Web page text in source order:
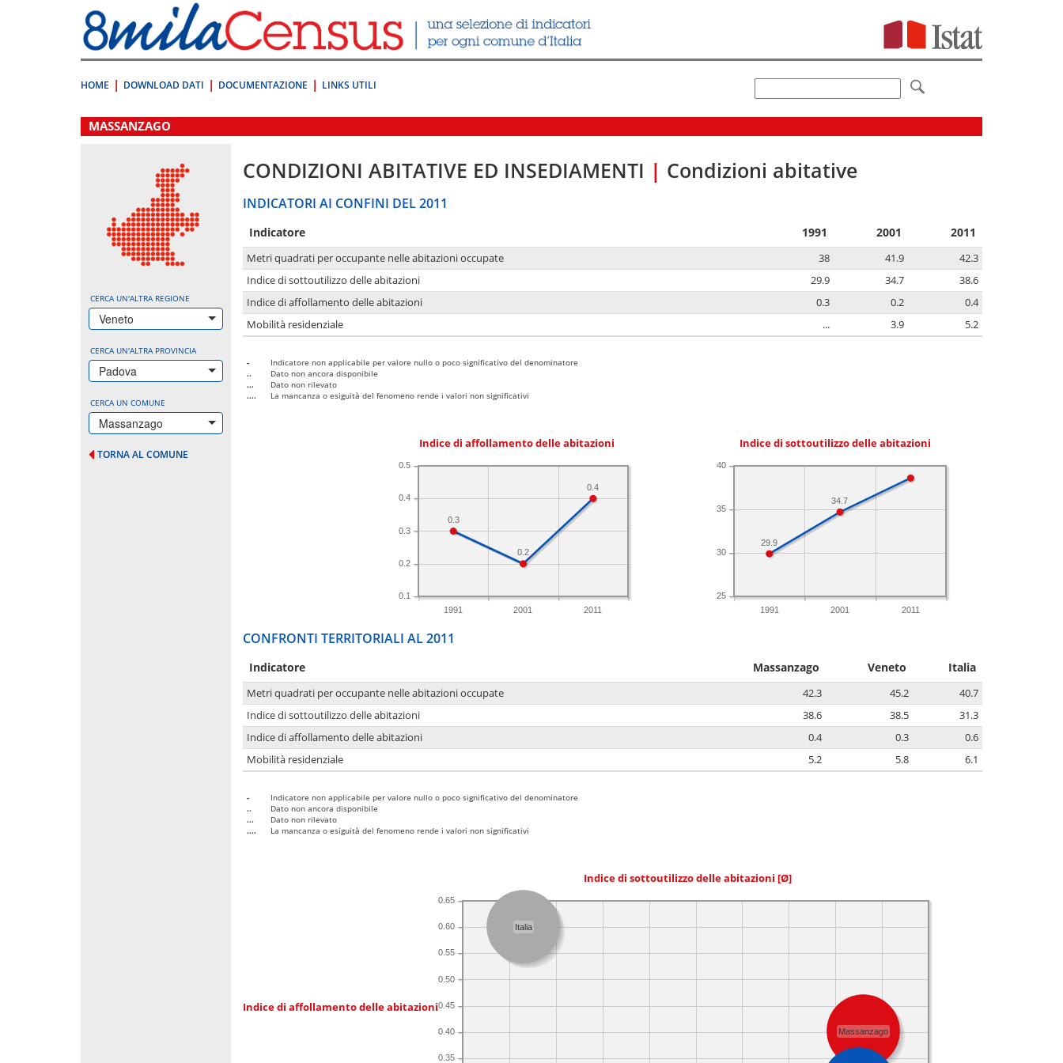
direttamente
a:
Contenuto
HOME DOWNLOAD DATI DOCUMENTAZIONE LINKS UTILI
.
MASSANZAGO
CERCA UN'ALTRA REGIONE
Veneto
CERCA UN'ALTRA PROVINCIA
Padova
CERCA UN COMUNE
Massanzago
TORNA AL COMUNE
CONDIZIONI ABITATIVE ED INSEDIAMENTI | Condizioni abitative
INDICATORI AI CONFINI DEL 2011
Indicatore 1991 2001 2011
Metri quadrati per occupante nelle abitazioni occupate 38 41.9
42.3
Indice di sottoutilizzo delle abitazioni
29.9 34.7
38.6
Indice di affollamento delle abitazioni
0.3 0.2
0.4
Mobilità residenziale
... 3.9 5.2
-
Indicatore non applicabile per valore nullo o poco significativo del denominatore
..
Dato non ancora disponibile
...
Dato non rilevato
....
La mancanza o esiguità del fenomeno rende i valori non significativi
Indice di affollamento delle abitazioni
1991 2001 2011
0.1
0.2
0.3
0.4
0.5
0.4
0.2
0.3
Indice di sottoutilizzo delle abitazioni
1991 2001 2011
25
30
35
40
34.7
29.9
CONFRONTI TERRITORIALI AL 2011
Indicatore Massanzago Veneto Italia
Metri quadrati per occupante nelle abitazioni occupate 42.3 45.2
40.7
Indice di sottoutilizzo delle abitazioni
38.6 38.5
31.3
Indice di affollamento delle abitazioni
0.4 0.3
0.6
Mobilità residenziale
5.2 5.8 6.1
-
Indicatore non applicabile per valore nullo o poco significativo del denominatore
..
Dato non ancora disponibile
...
Dato non rilevato
....
La mancanza o esiguità del fenomeno rende i valori non significativi
Indice di sottoutilizzo delle abitazioni [Ø]
Indice di affollamento delle abitazioni
0.35
0.40
0.45
0.50
0.55
0.60
0.65
Massanzago
Italia